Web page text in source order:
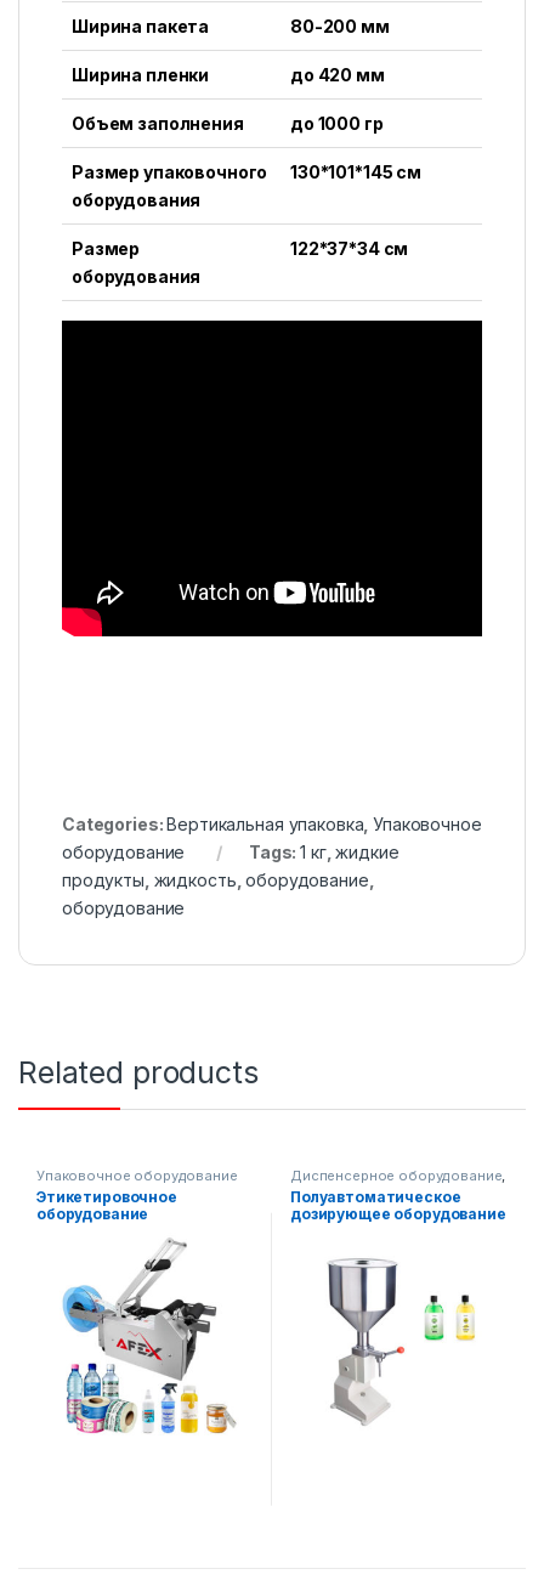
Ширина пакета 80-200 мм
Ширина пленки до 420 мм
Объем заполнения до 1000 гр
Размер упаковочного
оборудования
130*101*145 см
Размер
оборудования
122*37*34 см
Categories:Вертикальная упаковка ,Упаковочное
оборудование
Tags:1 кг,жидкие
продукты жидкость ,оборудование
оборудование
Related products
Упаковочное оборудование
Этикетировочное
оборудование
Диспенсерное оборудование
Упаковочное оборудование
Полуавтоматическое
дозирующее оборудование